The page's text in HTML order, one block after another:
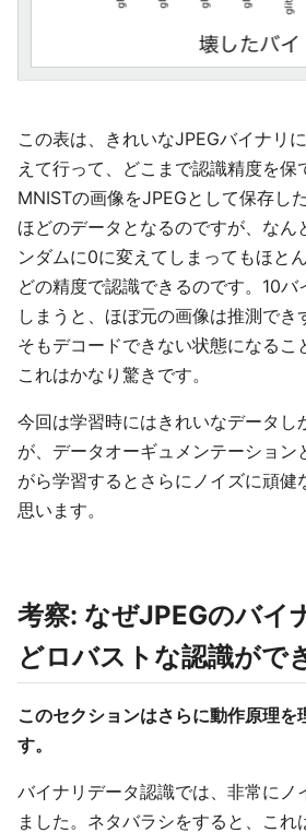
この表は、きれいなJPEGバイナリ
えて行って、どこまで認識精度を保
MNISTの画像をJPEGとして保存し
ほどのデータとなるのですが、なん
ンダムに0に変えてしまってもほと
どの精度で認識できるのです。10バ
しまうと、ほぼ元の画像は推測でき
そもデコードできない状態になるこ
これはかなり驚きです。
今回は学習時にはきれいなデータし
が、データオーギュメンテーション
がら学習するとさらにノイズに頑健
思います。
考察: なぜJPEGのバイ
どロバストな認識がで
このセクションはさらに動作原理を
す。
バイナリデータ認識では、非常にノ
ました。ネタバラシをすると、これ